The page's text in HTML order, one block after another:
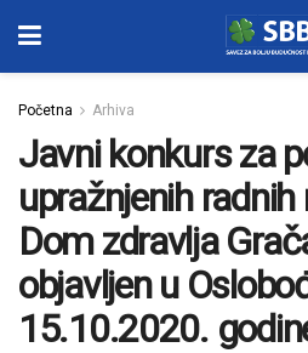
Početna Arhiva
Javni konkurs za
upražnjenih
Dom zdravlja
objavljen u
15.10.2020.